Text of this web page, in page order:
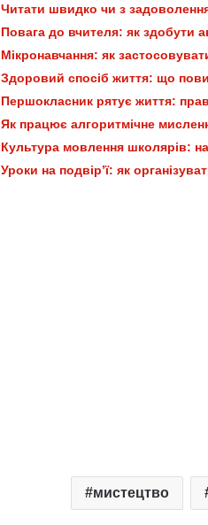
Читати швидко чи з
Повага до вчителя: як здобути
Мікронавчання: як
Здоровий спосіб життя: що
Першокласник рятує життя:
Як працює алгоритмічне
Культура мовлення школярів:
Уроки на подвір’ї: як
мистецтво